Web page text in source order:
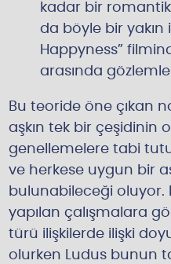
kadar bir
da böyle bir yakın
Happyness”
arasında
Bu teoride öne çıkan
aşkın tek bir çeşidinin
genellemelere tabi
ve herkese uygun bir
bulunabileceği oluyor.
yapılan çalışmalara
türü ilişkilerde ilişki
olurken Ludus bunun